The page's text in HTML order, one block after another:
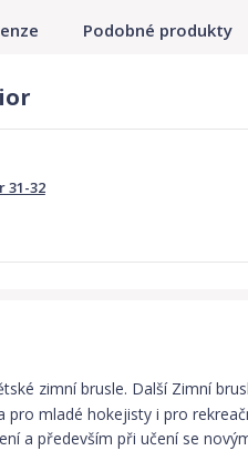
Podobné produkty
31-32
zimní brusle. Další Zimní
pro mladé hokejisty i pro
a především při učení se